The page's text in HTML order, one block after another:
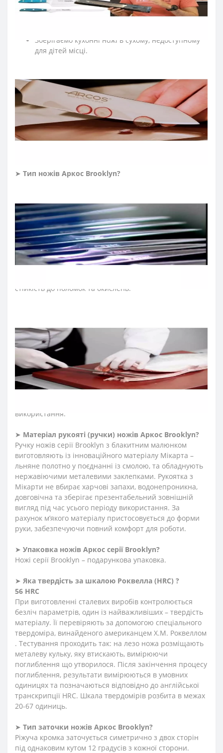
По можливості ножі для кухні мийте вручну.
Для заточки ножів регулярно правте кухонні ножі
Зберігаємо кухонні ножі в сухому, недоступному
для дітей місці.
➤Які ножі входять в професійну серію Аркос
Brooklyn
До колекції увійшли такі професійні ножі: для обробки
м’яса, ніж обвалювальний, ніж філейний, а також шеф-
ножі, японські ножі, ножі Кіріцуке, ножі для овочів та
фруктів, ножі для чищення овочів, ножі для нарізки,
ножі для томатів, ножі для риби, ножі для хліба, ножі
➤ Тип ножів Аркос Brooklyn?
Вуглецеву сталь спочатку нагрівають, а потім кують,
надаючи форму професійному ножу. Кухонні ножі
згодом охолоджують азотом, термічно обробляють,
шліфують і полірують. На кінцевому етапі вставляють
рукоятку. Готові ковані ножі не мають небажаних
зварних швів, склеєних або порожніх ділянок.
Натомість ножам виготовленим методом гарячого
стійкість до поломок та окислень.
NITRUM, поєднуючи інноваційні матеріали для клинка
кухонного ножа. Неперевершену гостроту леза
створюють за технологією «шовковий край». Саме
вона дозволила досягти в кінцевому рахунку ідеальної
гостроти ножа і тривалої ріжучої здатності. Клинок зі
сталі NITRUM зберігає привабливий зовнішній вигляд
під час всього періоду експлуатації, йому характерна
використання.
➤ Матеріал рукояті (ручки) ножів Аркос Brooklyn?
Ручку ножів серії Brooklyn з блакитним малюнком
виготовляють із інноваційного матеріалу Мікарта –
льняне полотно у поєднанні із смолою, та обладнують
нержавіючими металевими заклепками. Рукоятка з
Мікарти не вбирає харчові запахи, водонепроникна,
довговічна та зберігає презентабельний зовнішній
вигляд під час усього періоду використання. За
рахунок м’якого матеріалу пристосовується до форми
руки, забезпечуючи повний комфорт для роботи.
➤ Упаковка ножів Аркос серії Brooklyn?
Ножі серії Brooklyn – подарункова упаковка.
➤ Яка твердість за шкалою Роквелла (HRC) ?
56 HRC
При виготовленні сталевих виробів контролюється
безліч параметрів, один із найважливіших – твердість
матеріалу. Її перевіряють за допомогою спеціального
твердоміра, винайденого американцем Х.М. Роквеллом
. Тестування проходить так: на лезо ножа розміщають
металеву кульку, яку втискають, вимірюючи
поглиблення що утворилося. Після закінчення процесу
поглиблення, результати вимірюються в умовних
одиницях та позначаються відповідно до англійської
транскрипції HRC. Шкала твердомірів розбита в межах
20-67 одиниць.
➤ Тип заточки ножів Аркос Brooklyn?
Ріжуча кромка заточується симетрично з двох сторін
під однаковим кутом 12 градусів з кожної сторони.